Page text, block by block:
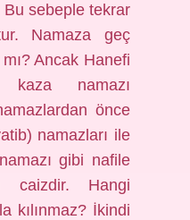
Bu sebeple tekrar
Namaza geç
mı? Ancak Hanefi
kaza namazı
önce
namazları ile
gibi nafile
caizdir. Hangi
kılınmaz? İkindi